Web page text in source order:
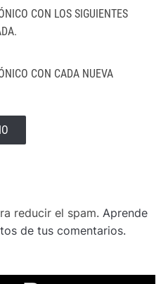
CON LOS SIGUIENTES
CON CADA NUEVA
reducir el spam. Aprende
de tus comentarios.